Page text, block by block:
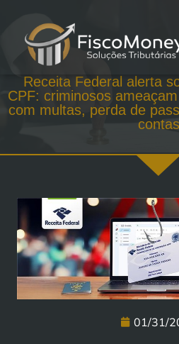
Receita Federal alerta
CPF: criminosos
com multas, perda de
contas
01/31/